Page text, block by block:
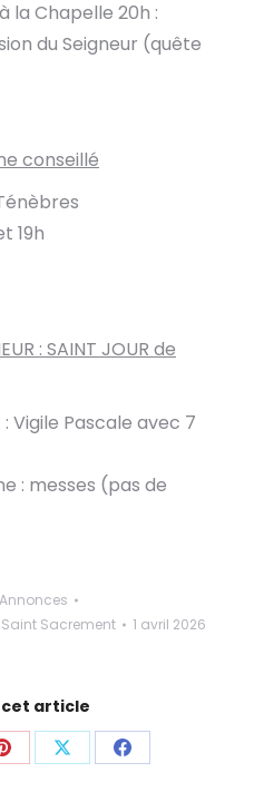
la Chapelle 20h :
du Seigneur (quête
conseillé
19h
: SAINT JOUR de
Vigile Pascale avec 7
: messes (pas de
Annonces
Sacrement 1 avril 2026
article
PartagerPartagerPartager